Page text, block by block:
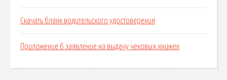
Скачать бланк водительского удостоверения
Приложение 6 заявление на выдачу чековых книжек